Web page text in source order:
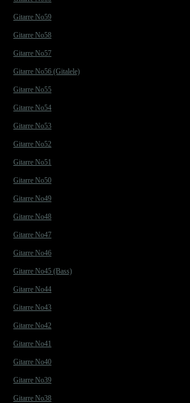
Gitarre No59
Gitarre No58
Gitarre No57
Gitarre No56 (Gitalele)
Gitarre No55
Gitarre No54
Gitarre No53
Gitarre No52
Gitarre No51
Gitarre No50
Gitarre No49
Gitarre No48
Gitarre No47
Gitarre No46
Gitarre No45 (Bass)
Gitarre No44
Gitarre No43
Gitarre No42
Gitarre No41
Gitarre No40
Gitarre No39
Gitarre No38